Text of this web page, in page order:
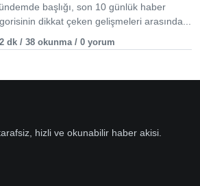
başlığı, son 10 günlük haber
dikkat çeken gelişmeleri arasında...
dk / 38 okunma / 0 yorum
hizli ve okunabilir haber akisi.